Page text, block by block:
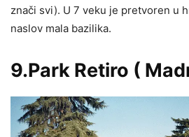
znači svi). U 7 veku je pretvoren u
naslov mala bazilika.
9.Park Retiro (